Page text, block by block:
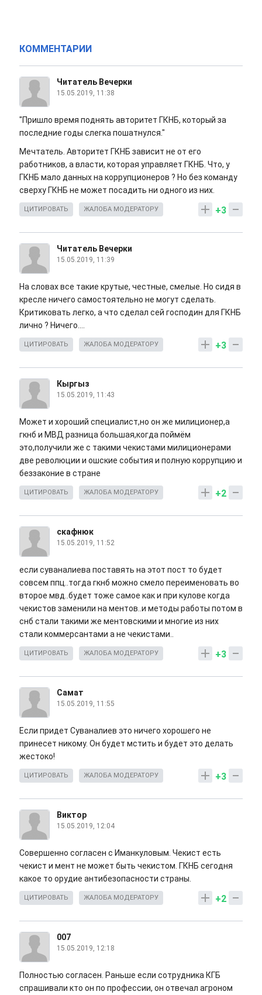
КОММЕНТАРИИ
Читатель Вечерки
15.05.2019, 11:38
"Пришло время поднять авторитет ГКНБ, который за
последние годы слегка пошатнулся."
Мечтатель. Авторитет ГКНБ зависит не от его
работников, а власти, которая управляет ГКНБ. Что, у
ГКНБ мало данных на коррупционеров ? Но без команду
сверху ГКНБ не может посадить ни одного из них.
+3
ЦИТИРОВАТЬ ЖАЛОБА МОДЕРАТОРУ
Читатель Вечерки
15.05.2019, 11:39
На словах все такие крутые, честные, смелые. Но сидя в
кресле ничего самостоятельно не могут сделать.
Критиковать легко, а что сделал сей господин для ГКНБ
лично ? Ничего....
+3
ЦИТИРОВАТЬ ЖАЛОБА МОДЕРАТОРУ
Кыргыз
15.05.2019, 11:43
Может и хороший специалист,но он же милиционер,а
гкнб и МВД разница большая,когда поймём
это,получили же с такими чекистами милиционерами
две революции и ошские события и полную коррупцию и
беззаконие в стране
+2
ЦИТИРОВАТЬ ЖАЛОБА МОДЕРАТОРУ
скафнюк
15.05.2019, 11:52
если суваналиева поставять на этот пост то будет
совсем ппц..тогда гкнб можно смело переименовать во
второе мвд..будет тоже самое как и при кулове когда
чекистов заменили на ментов..и методы работы потом в
снб стали такими же ментовскими и многие из них
стали коммерсантами а не чекистами..
+3
ЦИТИРОВАТЬ ЖАЛОБА МОДЕРАТОРУ
Самат
15.05.2019, 11:55
Если придет Суваналиев это ничего хорошего не
принесет никому. Он будет мстить и будет это делать
жестоко!
+3
ЦИТИРОВАТЬ ЖАЛОБА МОДЕРАТОРУ
Виктор
15.05.2019, 12:04
Совершенно согласен с Иманкуловым. Чекист есть
чекист и мент не может быть чекистом. ГКНБ сегодня
какое то орудие антибезопасности страны.
+2
ЦИТИРОВАТЬ ЖАЛОБА МОДЕРАТОРУ
007
15.05.2019, 12:18
Полностью согласен. Раньше если сотрудника КГБ
спрашивали кто он по профессии, он отвечал агроном